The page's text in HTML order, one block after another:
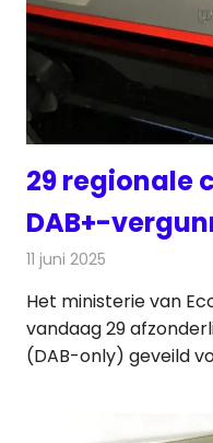
29 regionale
DAB+-
11 juni 2025
Het ministerie van
vandaag 29
(DAB-only) geveild